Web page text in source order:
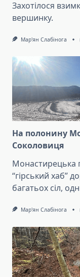
Захотілося
вершинку.
Мар'ян Слабінога
На полонину
Соколовиця
Монастирецька
“гірський хаб”
багатьох сіл,
Мар'ян Слабінога